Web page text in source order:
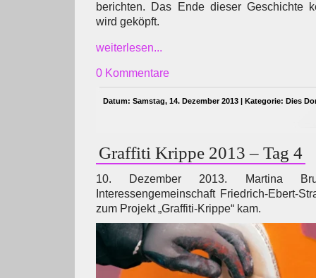
berichten. Das Ende dieser Geschichte
wird geköpft.
weiterlesen...
0 Kommentare
Datum: Samstag, 14. Dezember 2013 | Kategorie: Dies
Graffiti Krippe 2013 – Tag 4
10. Dezember 2013. Martina
Interessengemeinschaft Friedrich-Ebert-
zum Projekt „Graffiti-Krippe“ kam.